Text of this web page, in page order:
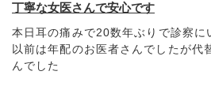
丁寧な女医さんで安心です
本日耳の痛みで20数年ぶりで診察に
以前は年配のお医者さんでしたが代
んでした